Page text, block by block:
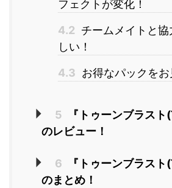
フェクトが変化！
4.2 チームメイトと
しい！
4.3 お得なパックをお
5
『トゥーンブラスト
のレビュー！
6
『トゥーンブラスト
のまとめ！